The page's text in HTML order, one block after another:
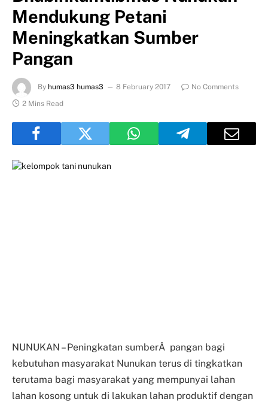
Mendukung Petani
Meningkatkan Sumber
Pangan
By humas3 humas3 8 February 2017
No Comments
2 Mins Read
NUNUKAN – Peningkatan sumberÂ pangan bagi
kebutuhan masyarakat Nunukan terus di tingkatkan
terutama bagi masyarakat yang mempunyai lahan
lahan kosong untuk di lakukan lahan produktif dengan